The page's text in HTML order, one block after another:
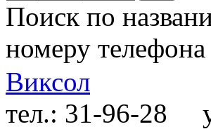
Поиск по
номеру телефона
Виксол
тел.: 31-96-28